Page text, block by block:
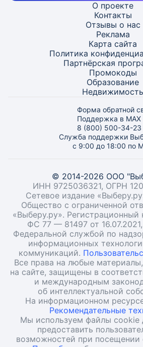
О проекте
Контакты
Отзывы о нас
Реклама
Карта сайта
Политика
Партнёрская
Промокоды
Образование
Недвижимость
Форма обратной
Поддержка в MAX
8 (800) 500-34-23
Служба поддержки
с 9:00 до 18:00 по
© 2014-2026 ООО
ИНН 9725036321, ОГРН
Сетевое издание
Общество с ограниченной
«Выберу.ру».
ФС 77 — 81497 от
Федеральной службой по
информационных
коммуникаций.
Все права на любые
на сайте, защищены в
и международным
об интеллектуальной
На информационном
Рекомендательные
Мы используем файлы cookie
предоставить
возможностей при посещении